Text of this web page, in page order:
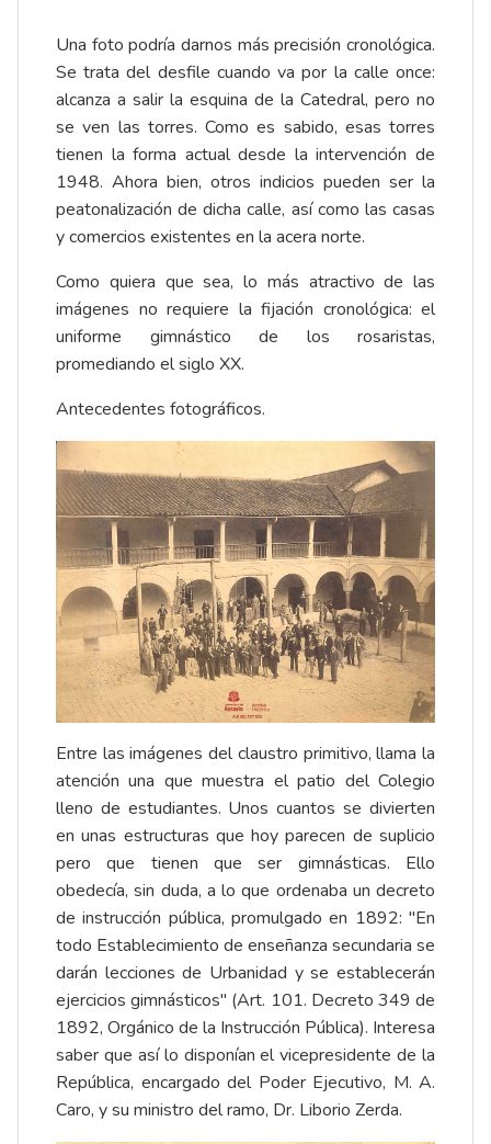
Una foto podría darnos más precisión cronológica.
Se trata del desfile cuando va por la calle once:
alcanza a salir la esquina de la Catedral, pero no
se ven las torres. Como es sabido, esas torres
tienen la forma actual desde la intervención de
1948. Ahora bien, otros indicios pueden ser la
peatonalización de dicha calle, así como las casas
y comercios existentes en la acera norte.
Como quiera que sea, lo más atractivo de las
imágenes no requiere la fijación cronológica: el
uniforme gimnástico de los rosaristas,
promediando el siglo XX.
Antecedentes fotográficos.
Entre las imágenes del claustro primitivo, llama la
atención una que muestra el patio del Colegio
lleno de estudiantes. Unos cuantos se divierten
en unas estructuras que hoy parecen de suplicio
pero que tienen que ser gimnásticas. Ello
obedecía, sin duda, a lo que ordenaba un decreto
de instrucción pública, promulgado en 1892: "En
todo Establecimiento de enseñanza secundaria se
darán lecciones de Urbanidad y se establecerán
ejercicios gimnásticos" (Art. 101. Decreto 349 de
1892, Orgánico de la Instrucción Pública). Interesa
saber que así lo disponían el vicepresidente de la
República, encargado del Poder Ejecutivo, M. A.
Caro, y su ministro del ramo, Dr. Liborio Zerda.